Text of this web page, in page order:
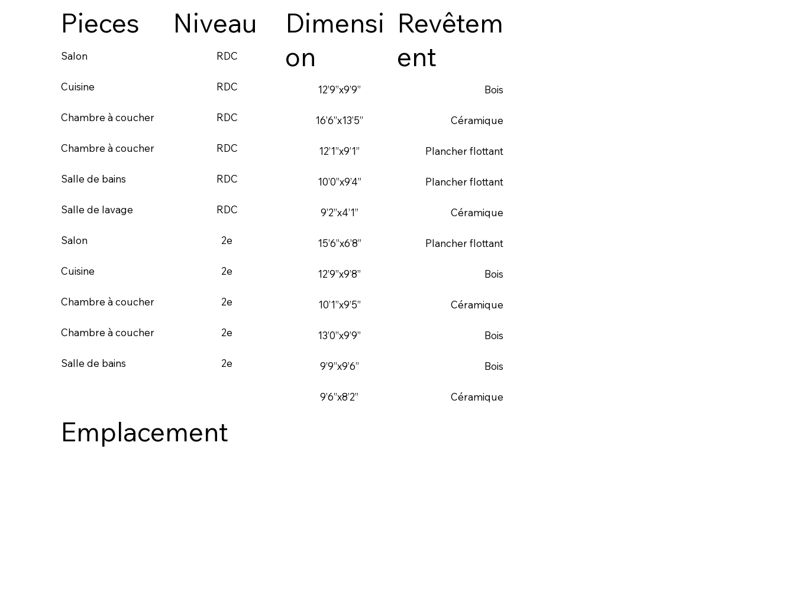
Pieces
Salon
Cuisine
Chambre à coucher
Chambre à coucher
Salle de bains
Salle de lavage
Salon
Cuisine
Chambre à coucher
Chambre à coucher
Salle de bains
Niveau
RDC
RDC
RDC
RDC
RDC
RDC
2e
2e
2e
2e
2e
Dimensi
on
12’9”x9’9”
16’6”x13’5”
12’1”x9’1”
10’0”x9’4”
9’2”x4’1”
15’6”x6’8”
12’9”x9’8”
10’1”x9’5”
13’0”x9’9”
9’9”x9’6”
9’6”x8’2”
Revêtem
ent
Bois
Céramique
Plancher flottant
Plancher flottant
Céramique
Plancher flottant
Bois
Céramique
Bois
Bois
Céramique
Emplacement